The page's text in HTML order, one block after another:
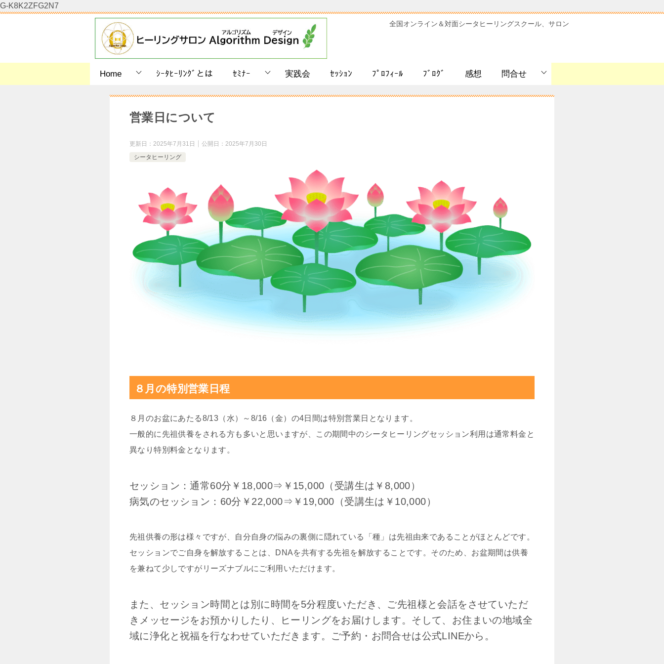
G-K8K2ZFG2N7
全国オンライン＆対面シータヒーリングスクール、サロン
Home ｼｰﾀﾋｰﾘﾝｸﾞとは ｾﾐﾅｰ 実践会 ｾｯｼｮﾝ ﾌﾟﾛﾌｨｰﾙ ﾌﾞﾛｸﾞ 感想 問合せ
営業日について
更新日： 2025年7月31日 公開日： 2025年7月30日
シータヒーリング
８月の特別営業日程
８月のお盆にあたる8/13（水）～8/16（金）の4日間は特別営業日となります。
一般的に先祖供養をされる方も多いと思いますが、この期間中のシータヒーリングセッション利用は通常料金と
異なり特別料金となります。
セッション：通常60分￥18,000⇒￥15,000（受講生は￥8,000）
病気のセッション：60分￥22,000⇒￥19,000（受講生は￥10,000）
先祖供養の形は様々ですが、自分自身の悩みの裏側に隠れている「種」は先祖由来であることがほとんどです。
セッションでご自身を解放することは、DNAを共有する先祖を解放することです。そのため、お盆期間は供養
を兼ねて少しですがリーズナブルにご利用いただけます。
また、セッション時間とは別に時間を5分程度いただき、ご先祖様と会話をさせていただ
きメッセージをお預かりしたり、ヒーリングをお届けします。そして、お住まいの地域全
域に浄化と祝福を行なわせていただきます。ご予約・お問合せは公式LINEから。